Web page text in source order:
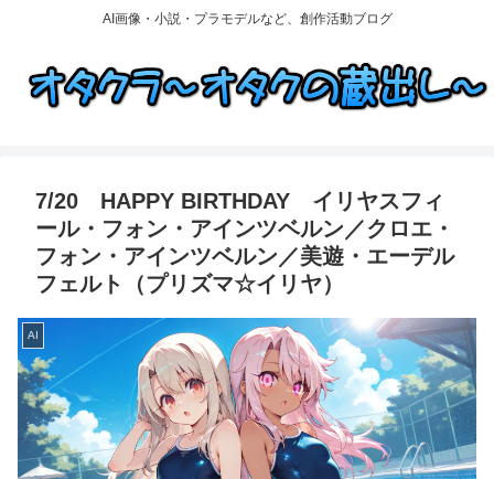
AI画像・小説・プラモデルなど、創作活動ブログ
7/20 HAPPY BIRTHDAY イリヤスフィ
ール・フォン・アインツベルン／クロエ・
フォン・アインツベルン／美遊・エーデル
フェルト（プリズマ☆イリヤ）
AI